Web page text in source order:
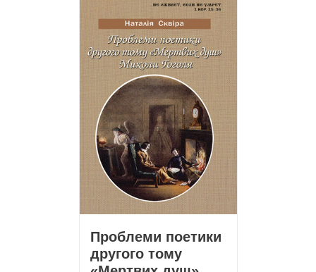
Проблеми поетики
другого тому